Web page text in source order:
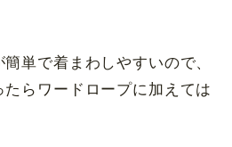
単で着まわしやすいので、
らワードロープに加えては